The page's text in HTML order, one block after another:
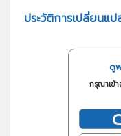
ประวัติการเปลี่ยนแ
ดู
กรุณาเข้า